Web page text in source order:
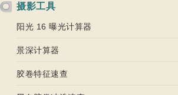
摄影工具
阳光 16 曝光计算器
景深计算器
胶卷特征速查